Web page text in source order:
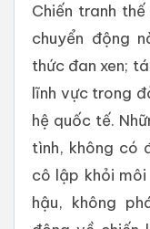
Chiến tranh
chuyển động
thức đan xen;
lĩnh vực trong
hệ quốc tế.
tình, không có
cô lập khỏi
hậu, không